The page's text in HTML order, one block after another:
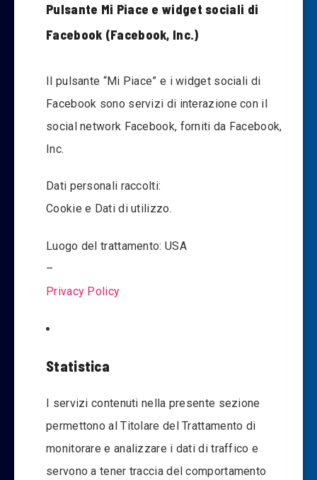
Pulsante Mi Piace e widget sociali di
Facebook (Facebook, Inc.)
Il pulsante “Mi Piace” e i widget sociali di
Facebook sono servizi di interazione con il
social network Facebook, forniti da Facebook,
Inc.
Dati personali raccolti:
Cookie e Dati di utilizzo.
Luogo del trattamento: USA
–
Privacy Policy
Statistica
I servizi contenuti nella presente sezione
permettono al Titolare del Trattamento di
monitorare e analizzare i dati di traffico e
servono a tener traccia del comportamento